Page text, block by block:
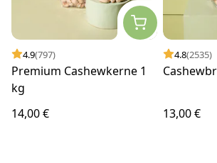
4.9(797)
Premium Cashewkerne 1
kg
14,00 €
4.8(2535)
13,00 €